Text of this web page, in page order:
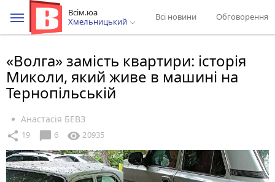
Всім.юа
Хмельницький
Всі новини Обговорення
«Волга» замість квартири: історія
Миколи, який живе в машині на
Тернопільській
Анастасія БЕВЗ
share 19 chat_bubble 6 visibility 20935